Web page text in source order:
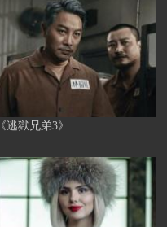
《逃獄兄弟3》